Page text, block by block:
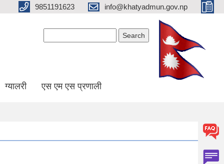
9851191623 info@khatyadmun.gov.np
ग्यालरी एस एम एस प्रणाली